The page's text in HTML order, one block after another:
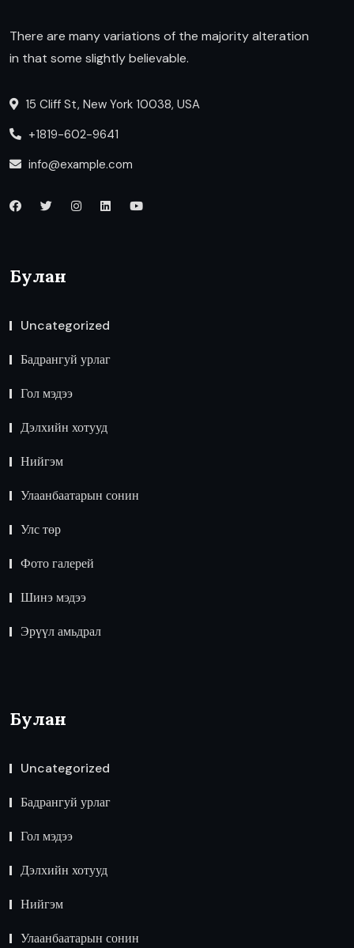
There are many variations of the majority alteration
in that some slightly believable.
15 Cliff St, New York 10038, USA
+1819-602-9641
info@example.com
Булан
Uncategorized
Бадрангуй урлаг
Гол мэдээ
Дэлхийн хотууд
Нийгэм
Улаанбаатарын сонин
Улс төр
Фото галерей
Шинэ мэдээ
Эрүүл амьдрал
Булан
Uncategorized
Бадрангуй урлаг
Гол мэдээ
Дэлхийн хотууд
Нийгэм
Улаанбаатарын сонин